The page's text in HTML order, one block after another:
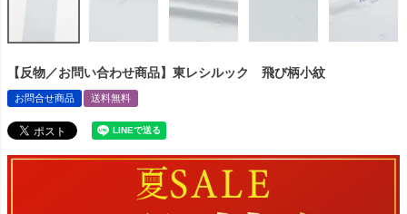
【反物／お問い合わせ商品】東レシルック 飛び柄小紋
お問合せ商品 送料無料